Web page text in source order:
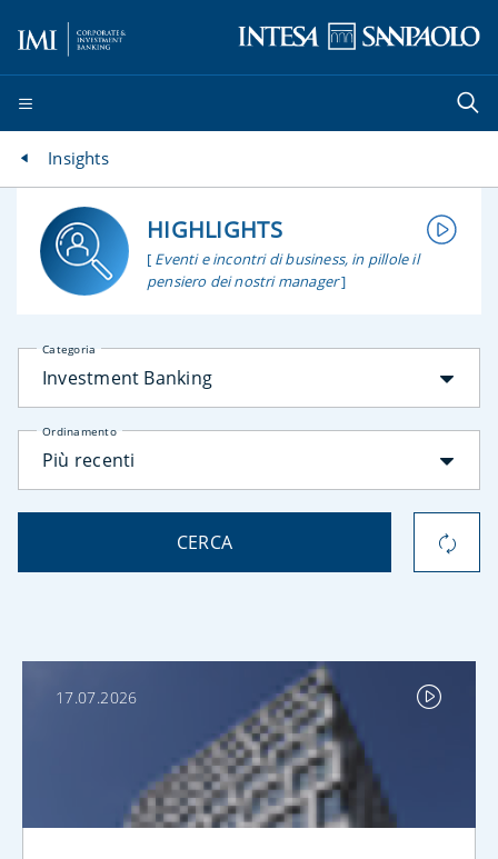
Insights
HIGHLIGHTS
[ Eventi e incontri di business, in pillole il
pensiero dei nostri manager]
Categoria
Investment Banking
Ordinamento
Più recenti
CERCA
17.07.2026